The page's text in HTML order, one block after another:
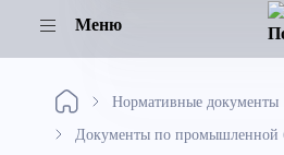
Меню
Нормативные документы
Документы по промышленной